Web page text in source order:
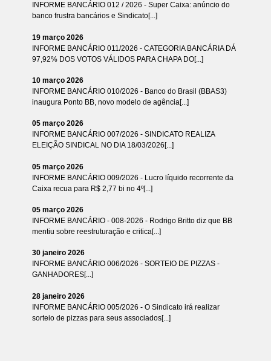
INFORME BANCÁRIO 012 / 2026 - Super Caixa: anúncio do
banco frustra bancários e Sindicato[...]
19 março 2026
INFORME BANCÁRIO 011/2026 - CATEGORIA BANCÁRIA DÁ
97,92% DOS VOTOS VÁLIDOS PARA CHAPA DO[...]
10 março 2026
INFORME BANCÁRIO 010/2026 - Banco do Brasil (BBAS3)
inaugura Ponto BB, novo modelo de agência[...]
05 março 2026
INFORME BANCÁRIO 007/2026 - SINDICATO REALIZA
ELEIÇÃO SINDICAL NO DIA 18/03/2026[...]
05 março 2026
INFORME BANCÁRIO 009/2026 - Lucro líquido recorrente da
Caixa recua para R$ 2,77 bi no 4º[...]
05 março 2026
INFORME BANCÁRIO - 008-2026 - Rodrigo Britto diz que BB
mentiu sobre reestruturação e critica[...]
30 janeiro 2026
INFORME BANCÁRIO 006/2026 - SORTEIO DE PIZZAS -
GANHADORES[...]
28 janeiro 2026
INFORME BANCÁRIO 005/2026 - O Sindicato irá realizar
sorteio de pizzas para seus associados[...]